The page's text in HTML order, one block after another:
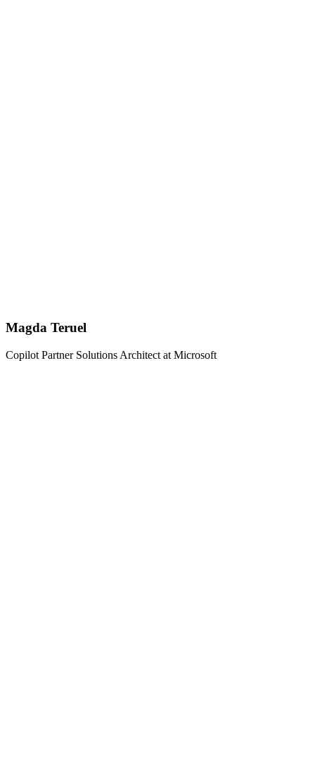
Magda Teruel
Copilot Partner Solutions Architect at Microsoft